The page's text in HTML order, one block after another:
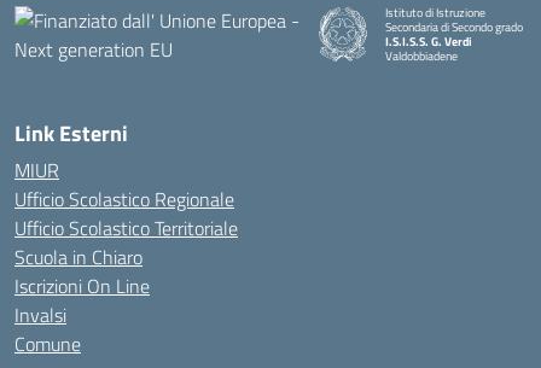
Istituto di Istruzione
Secondaria di Secondo grado
I.S.I.S.S. G. Verdi
Valdobbiadene
Link Esterni
MIUR
Ufficio Scolastico Regionale
Ufficio Scolastico Territoriale
Scuola in Chiaro
Iscrizioni On Line
Invalsi
Comune